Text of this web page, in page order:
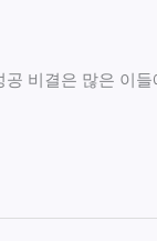
비결은 많은 이